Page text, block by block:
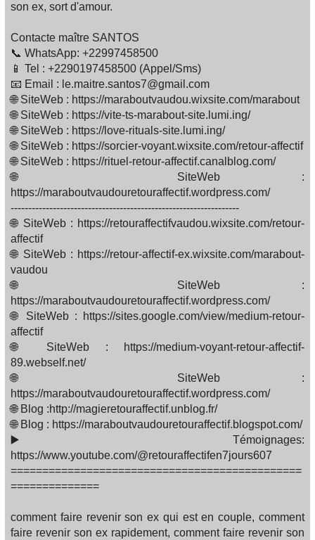
son ex, sort d'amour.
Contacte maître SANTOS
📞 WhatsApp: +22997458500
📱 Tel : +2290197458500 (Appel/Sms)
📧 Email : le.maitre.santos7@gmail.com
🌐 SiteWeb : https://maraboutvaudou.wixsite.com/marabout
🌐 SiteWeb : https://vite-ts-marabout-site.lumi.ing/
🌐 SiteWeb : https://love-rituals-site.lumi.ing/
🌐 SiteWeb : https://sorcier-voyant.wixsite.com/retour-affectif
🌐 SiteWeb : https://rituel-retour-affectif.canalblog.com/
🌐 SiteWeb :
https://maraboutvaudouretouraffectif.wordpress.com/
-----------------------------------------------------------------
🌐 SiteWeb : https://retouraffectifvaudou.wixsite.com/retour-
affectif
🌐 SiteWeb : https://retour-affectif-ex.wixsite.com/marabout-
vaudou
🌐 SiteWeb :
https://maraboutvaudouretouraffectif.wordpress.com/
🌐 SiteWeb : https://sites.google.com/view/medium-retour-
affectif
🌐 SiteWeb : https://medium-voyant-retour-affectif-
89.webself.net/
🌐 SiteWeb :
https://maraboutvaudouretouraffectif.wordpress.com/
🌐 Blog :http://magieretouraffectif.unblog.fr/
🌐 Blog : https://maraboutvaudouretouraffectif.blogspot.com/
▶️ Témoignages:
https://www.youtube.com/@retouraffectifen7jours607
==============================================
==============
comment faire revenir son ex qui est en couple, comment
faire revenir son ex rapidement, comment faire revenir son